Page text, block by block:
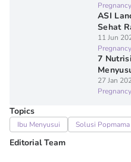
Pregnancy
ASI
Sehat
11 Jun
Pregnancy
7
27 Jan
Pregnancy
Topics
Ibu Menyusui Solusi Popmama
Editorial Team